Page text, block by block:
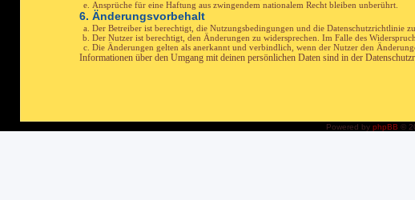
Ansprüche für eine Haftung aus zwingendem nationalem Recht bleiben unberührt.
6. Änderungsvorbehalt
Der Betreiber ist berechtigt, die Nutzungsbedingungen und die Datenschutzrichtlinie
Der Nutzer ist berechtigt, den Änderungen zu widersprechen. Im Falle des
Die Änderungen gelten als anerkannt und verbindlich, wenn der Nutzer den
Informationen über den Umgang mit deinen persönlichen Daten sind in der
Powered by phpBB ©